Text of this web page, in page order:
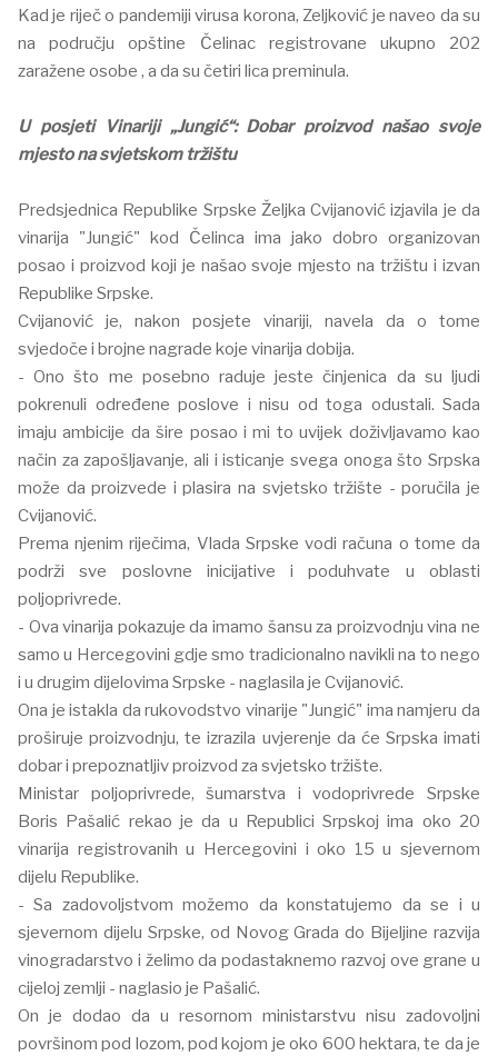
Kad je riječ o pandemiji virusa korona, Zeljković je naveo da su
na području opštine Čelinac registrovane ukupno 202
zaražene osobe , a da su četiri lica preminula.
U posjeti Vinariji „Jungić“: Dobar proizvod našao svoje
mjesto na svjetskom tržištu
Predsjednica Republike Srpske Željka Cvijanović izjavila je da
vinarija "Jungić" kod Čelinca ima jako dobro organizovan
posao i proizvod koji je našao svoje mjesto na tržištu i izvan
Republike Srpske.
Cvijanović je, nakon posjete vinariji, navela da o tome
svjedoče i brojne nagrade koje vinarija dobija.
- Ono što me posebno raduje jeste činjenica da su ljudi
pokrenuli određene poslove i nisu od toga odustali. Sada
imaju ambicije da šire posao i mi to uvijek doživljavamo kao
način za zapošljavanje, ali i isticanje svega onoga što Srpska
može da proizvede i plasira na svjetsko tržište - poručila je
Cvijanović.
Prema njenim riječima, Vlada Srpske vodi računa o tome da
podrži sve poslovne inicijative i poduhvate u oblasti
poljoprivrede.
- Ova vinarija pokazuje da imamo šansu za proizvodnju vina ne
samo u Hercegovini gdje smo tradicionalno navikli na to nego
i u drugim dijelovima Srpske - naglasila je Cvijanović.
Ona je istakla da rukovodstvo vinarije "Jungić" ima namjeru da
proširuje proizvodnju, te izrazila uvjerenje da će Srpska imati
dobar i prepoznatljiv proizvod za svjetsko tržište.
Ministar poljoprivrede, šumarstva i vodoprivrede Srpske
Boris Pašalić rekao je da u Republici Srpskoj ima oko 20
vinarija registrovanih u Hercegovini i oko 15 u sjevernom
dijelu Republike.
- Sa zadovoljstvom možemo da konstatujemo da se i u
sjevernom dijelu Srpske, od Novog Grada do Bijeljine razvija
vinogradarstvo i želimo da podastaknemo razvoj ove grane u
cijeloj zemlji - naglasio je Pašalić.
On je dodao da u resornom ministarstvu nisu zadovoljni
površinom pod lozom, pod kojom je oko 600 hektara, te da je